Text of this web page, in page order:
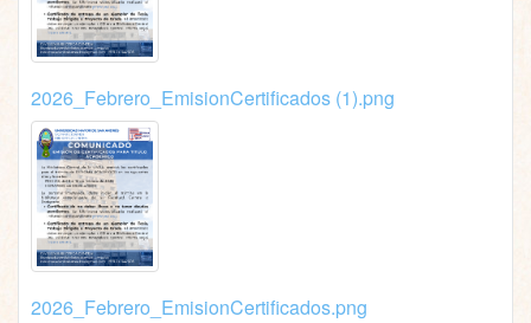
2026_Febrero_EmisionCertificados (1).png
2026_Febrero_EmisionCertificados.png